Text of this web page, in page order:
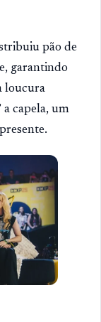
pão de
garantindo
loucura
capela, um